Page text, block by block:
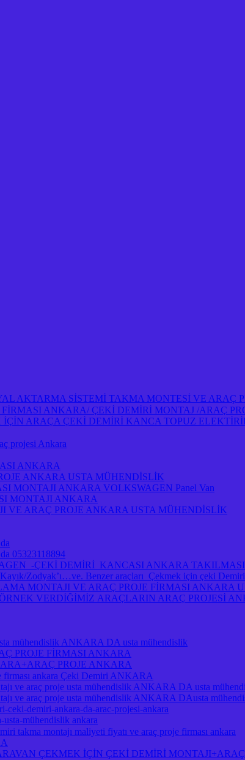
AKTARMA SİSTEMİ TAKMA MONTESİ VE ARAÇ
ANKARA/ ÇEKİ DEMİRİ MONTAJ /ARAÇ
ARAÇA ÇEKİ DEMİRİ KANCA TOPUZ
projesi Ankara
ANKARA
ANKARA USTA MÜHENDİSLİK
MONTAJI ANKARA VOLKSWAGEN Panel Van
MONTAJI ANKARA
VE ARAÇ PROJE ANKARA USTA MÜHENDİSLİK
05323118894
-ÇEKİ DEMİRİ KANCASI ANKARA
Zodyak’ı…ve. Benzer araçları Çekmek için çeki
MONTAJI VE ARAÇ PROJE FİRMASI ANKARA
VERDİĞİMİZ ARAÇLARIN ARAÇ PROJESİ
mühendislik ANKARA DA usta mühendislik
PROJE FİRMASI ANKARA
PROJE ANKARA
ankara Çeki Demiri ANKARA
ve araç proje usta mühendislik ANKARA DA usta
ve araç proje usta mühendislik ANKARA DAusta
demiri-ankara-da-arac-projesi-ankara
mühendislik ankara
takma montajı maliyeti fiyatı ve araç proje firması ankara
ÇEKMEK İÇİN ÇEKİ DEMİRİ